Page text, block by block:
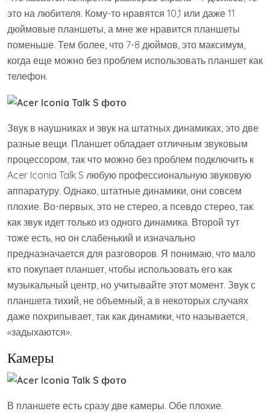
это на любителя. Кому-то нравятся 10,1 или даже 11
дюймовые планшеты, а мне же нравится планшеты
поменьше. Тем более, что 7-8 дюймов, это максимум,
когда еще можно без проблем использовать планшет как
телефон.
Звук в наушниках и звук на штатных динамиках, это две
разные вещи. Планшет обладает отличным звуковым
процессором, так что можно без проблем подключить к
Acer Iconia Talk S любую профессиональную звуковую
аппаратуру. Однако, штатные динамики, они совсем
плохие. Во-первых, это не стерео, а псевдо стерео, так
как звук идет только из одного динамика. Второй тут
тоже есть, но он слабенький и изначально
предназначается для разговоров. Я понимаю, что мало
кто покупает планшет, чтобы использовать его как
музыкальный центр, но учитывайте этот момент. Звук с
планшета тихий, не объемный, а в некоторых случаях
даже похрипывает, так как динамики, что называется,
«задыхаются».
Камеры
В планшете есть сразу две камеры. Обе плохие.